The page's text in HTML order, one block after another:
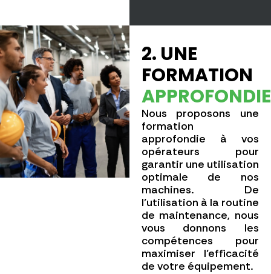
2. UNE
FORMATION
APPROFONDIE
Nous proposons une
formation
approfondie à vos
opérateurs pour
garantir une utilisation
optimale de nos
machines. De
l’utilisation à la routine
de maintenance, nous
vous donnons les
compétences pour
maximiser l’efficacité
de votre équipement.